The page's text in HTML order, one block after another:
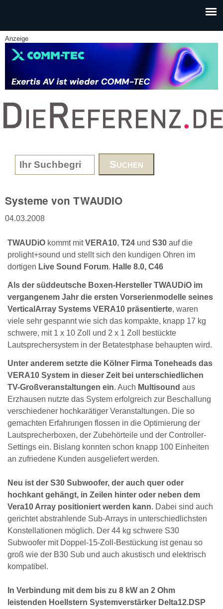
Anzeige
www.DieReferenz.de
Search form
Systeme von TWAUDIO
04.03.2008
TWAUDiO kommt mitVERA10, T24 und S30 auf die
prolight+sound und stellt sich den kundigen Ohren im
dortigen Live Sound Forum. Halle 8.0, C46
Als der süddeutsche Boxen-Hersteller TWAUDiO im
vergangenem Jahr die ersten Vorserienmodelle seines
VerticalArray Systems VERA10 präsentierte, waren
viele sehr gespannt wie sich das kompakte, knapp 17 kg
schwere, mit 1 x 10 Zoll und 2 x 1 Zoll bestückte
Lautsprechersystem in der Betatestphase behaupten wird.
Unter anderem setzte die Kölner Firma Toneheads das
VERA10 System in dieser Zeit bei unterschiedlichen
TV-Großveranstaltungen ein. Auch Multisound aus
Erzhausen nutzte das System erfolgreich zur Beschallung
verschiedener hochkarätiger Veranstaltungen. Die so
gemachten Erfahrungen flossen in die Optimierung der
Lautsprecherboxen, der Zubehörteile und der Controller-
Settings ein. Bislang konnten schon knapp 100 Einheiten
an zufriedene Kunden ausgeliefert werden.
Neu ist der S30 Subwoofer, der auch quer oder
hochkant gehängt, in Zeilen hinter oder neben dem
Vera10 Array positioniert werden kann. Dabei sind auch
gerichtet abstrahlende Sub-Arrays in unterschiedlichsten
Konstellationen möglich. Der 44 kg schwere S30
Subwoofer mit Doppel-15-Zoll-Bestückung ist genau so
groß wie der B30 Sub und auch akustisch und elektrisch
kompatibel.
In Verbindung mit dem bis zu 8 kW an 2 Ohm
leistenden Hoellstern Systemverstärker Delta12.DSP